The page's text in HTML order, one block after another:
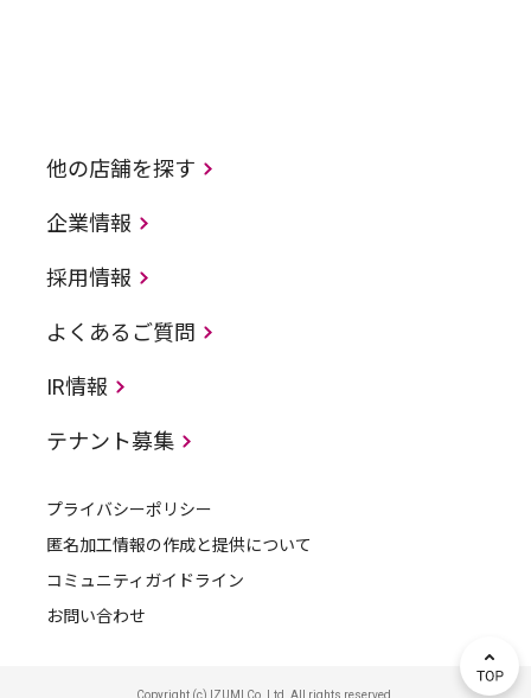
他の店舗を探す
企業情報
採用情報
よくあるご質問
IR情報
テナント募集
プライバシーポリシー
匿名加工情報の作成と提供について
コミュニティガイドライン
お問い合わせ
Copyright (c) IZUMI Co.,Ltd. All rights reserved.